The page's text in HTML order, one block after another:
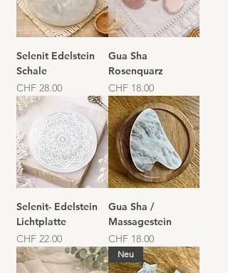
Selenit Edelstein
Schale
Preis
CHF 28.00
Gua Sha
Rosenquarz
Preis
CHF 18.00
Selenit- Edelstein
Lichtplatte
Preis
CHF 22.00
Gua Sha /
Massagestein
Preis
CHF 18.00
Neu